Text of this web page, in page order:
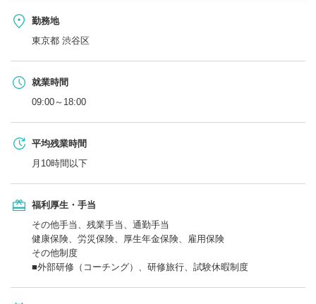
勤務地
東京都 渋谷区
就業時間
09:00～18:00
平均残業時間
月10時間以下
福利厚生・手当
その他手当、残業手当、通勤手当
健康保険、労災保険、厚生年金保険、雇用保険
その他制度
■外部研修（コーチング）、研修旅行、試験休暇制度